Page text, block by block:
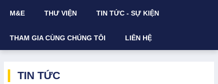
M&E THƯ VIỆN TIN TỨC - SỰ KIỆN
THAM GIA CÙNG CHÚNG TÔI LIÊN HỆ
TIN TỨC